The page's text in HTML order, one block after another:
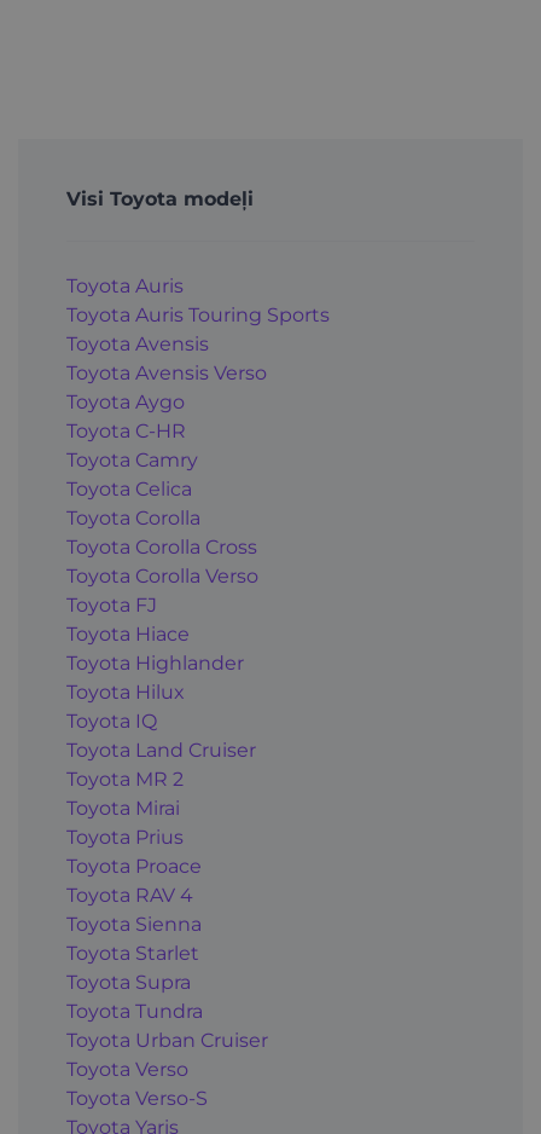
Visi Toyota modeļi
Toyota Auris
Toyota Auris Touring Sports
Toyota Avensis
Toyota Avensis Verso
Toyota Aygo
Toyota C-HR
Toyota Camry
Toyota Celica
Toyota Corolla
Toyota Corolla Cross
Toyota Corolla Verso
Toyota FJ
Toyota Hiace
Toyota Highlander
Toyota Hilux
Toyota IQ
Toyota Land Cruiser
Toyota MR 2
Toyota Mirai
Toyota Prius
Toyota Proace
Toyota RAV 4
Toyota Sienna
Toyota Starlet
Toyota Supra
Toyota Tundra
Toyota Urban Cruiser
Toyota Verso
Toyota Verso-S
Toyota Yaris